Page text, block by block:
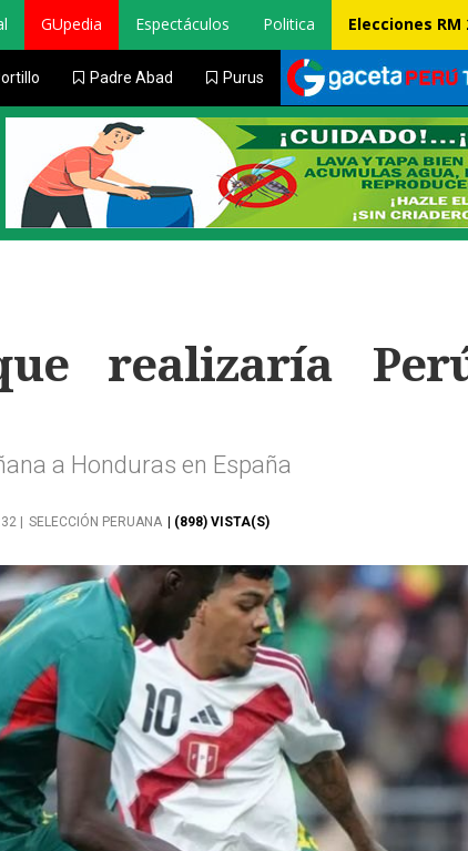
GUpedia Espectáculos Politica Elecciones RM
Padre Abad Purus
realizaría
a Honduras en España
| SELECCIÓN PERUANA | (898) VISTA(S)